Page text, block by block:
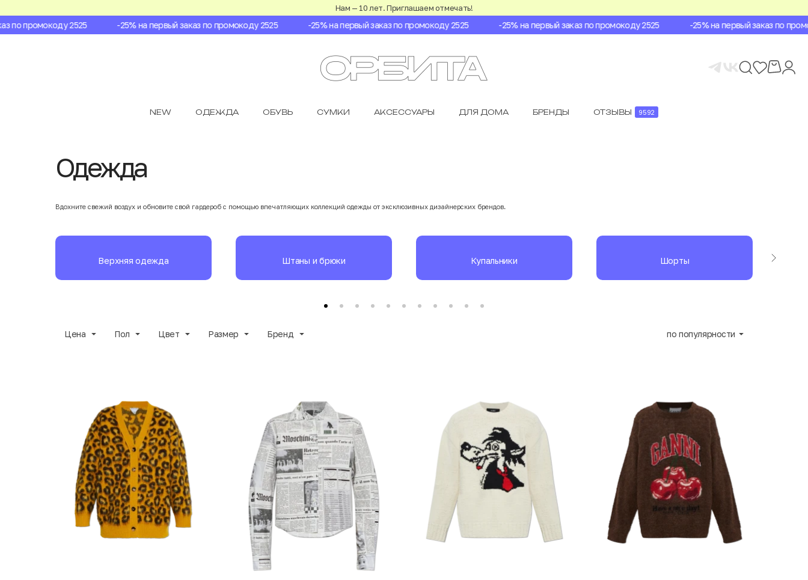
Нам — 10 лет. Приглашаем отмечать!
промокоду 2525 -25% на первый заказ по промокоду 2525 -25% на первый заказ по промокоду 2525 -25% на первый заказ по промокоду 2525 -25% на первый заказ по
NEW ОДЕЖДА ОБУВЬ СУМКИ АКСЕССУАРЫ ДЛЯ ДОМА БРЕНДЫ ОТЗЫВЫ 9592
Одежда
Вдохните свежий воздух и обновите свой гардероб с помощью впечатляющих коллекций одежды от эксклюзивных дизайнерских брендов.
Верхняя одежда Штаны и брюки Купальники Шорты
Цена Пол Цвет Размер Бренд по популярности